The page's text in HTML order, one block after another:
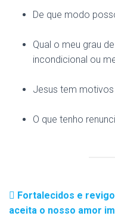
De que modo
Qual o meu grau
incondicional ou
Jesus tem
O que tenho
Fortalecidos e
aceita o nosso amor